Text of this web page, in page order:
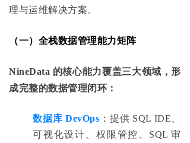
理与运维解决方案。
（一）全栈数据管理能力矩阵
NineData 的核心能力覆盖三大领域，形
成完整的数据管理闭环：
数据库 DevOps ：提供 SQL IDE、
可视化设计、权限管控、SQL 审